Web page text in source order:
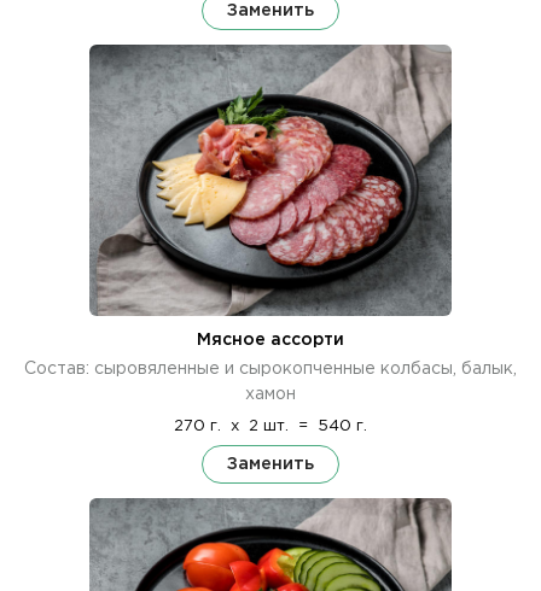
Заменить
Мясное ассорти
Состав: сыровяленные и сырокопченные колбасы, балык,
хамон
270 г. x 2 шт. = 540 г.
Заменить